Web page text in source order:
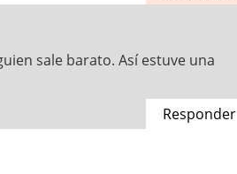
sale barato. Así estuve una
Responder